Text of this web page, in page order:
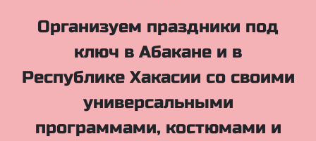
Организуем праздники под
ключ в Абакане и в
Республике Хакасии со своими
универсальными
программами, костюмами и